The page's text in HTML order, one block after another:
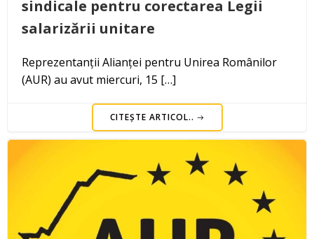
sindicale pentru corectarea Legii
salarizării unitare
Reprezentanții Alianței pentru Unirea Românilor
(AUR) au avut miercuri, 15 […]
CITEȘTE ARTICOL..